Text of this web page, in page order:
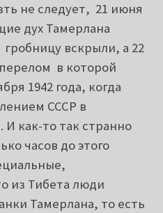
не следует, 21 июня
дух Тамерлана
вскрыли, а 22
в которой
1942 года, когда
СССР в
И как-то так странно
часов до этого
из Тибета люди
Тамерлана, то есть